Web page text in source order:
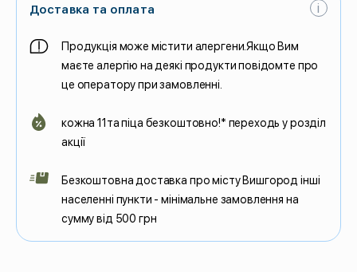
i
Доставка та оплата
Продукція може містити алергени.Якщо Вим
маєте алергію на деякі продукти повідомте про
це оператору при замовленні.
кожна 11та піца безкоштовно!* переходь у розділ
акції
Безкоштовна доставка про місту Вишгород інші
населенні пункти - мінімальне замовлення на
сумму від 500 грн